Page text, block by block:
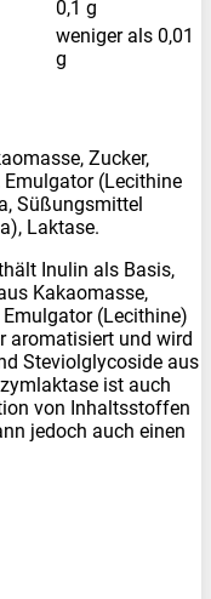
0,1 g
weniger als 0,01
g
Zucker,
(Lecithine
Süßungsmittel
Laktase.
Inulin als Basis,
Kakaomasse,
(Lecithine)
aromatisiert und wird
Steviolglycoside aus
ist auch
von Inhaltsstoffen
jedoch auch einen